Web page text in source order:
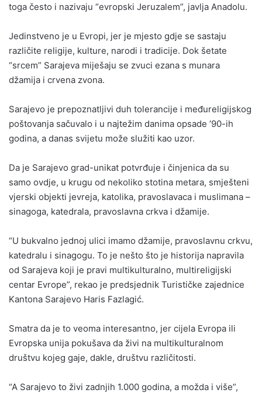
toga često i nazivaju “evropski Jeruzalem”, javlja Anadolu.
Jedinstveno je u Evropi, jer je mjesto gdje se sastaju
različite religije, kulture, narodi i tradicije. Dok šetate
“srcem” Sarajeva miješaju se zvuci ezana s munara
džamija i crvena zvona.
Sarajevo je prepoznatljivi duh tolerancije i međureligijskog
poštovanja sačuvalo i u najtežim danima opsade ’90-ih
godina, a danas svijetu može služiti kao uzor.
Da je Sarajevo grad-unikat potvrđuje i činjenica da su
samo ovdje, u krugu od nekoliko stotina metara, smješteni
vjerski objekti jevreja, katolika, pravoslavaca i muslimana –
sinagoga, katedrala, pravoslavna crkva i džamije.
“U bukvalno jednoj ulici imamo džamije, pravoslavnu crkvu,
katedralu i sinagogu. To je nešto što je historija napravila
od Sarajeva koji je pravi multikulturalno, multireligijski
centar Evrope”, rekao je predsjednik Turističke zajednice
Kantona Sarajevo Haris Fazlagić.
Smatra da je to veoma interesantno, jer cijela Evropa ili
Evropska unija pokušava da živi na multikulturalnom
društvu kojeg gaje, dakle, društvu različitosti.
“A Sarajevo to živi zadnjih 1.000 godina, a možda i više”,